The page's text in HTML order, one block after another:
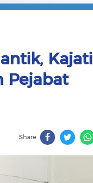
Kajati
Pejabat
Share